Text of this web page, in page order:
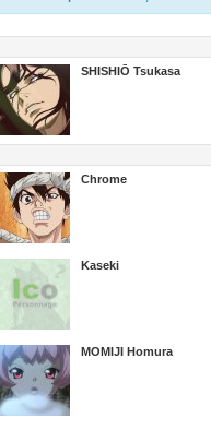
SHISHIŌ Tsukasa
Chrome
Kaseki
MOMIJI Homura